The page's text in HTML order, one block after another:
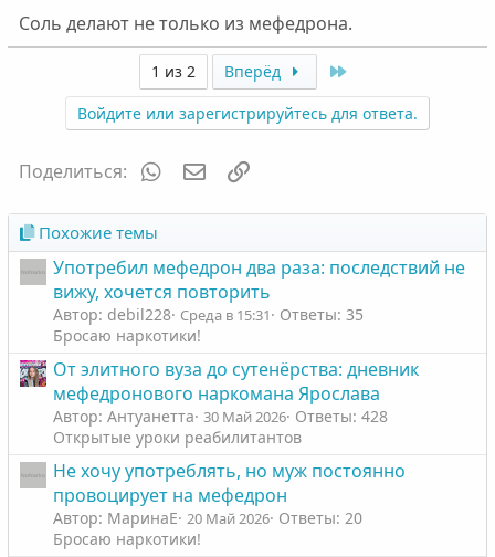
Соль делают не только из мефедрона.
1 из 2 Вперёд
Войдите или зарегистрируйтесь для ответа.
Поделиться: WhatsAppЭлектронная почта
Похожие темы
Употребил мефедрон два раза: последствий не
вижу, хочется повторить
Автор: debil228 Среда в 15:31
Ответы: 35
Бросаю наркотики!
От элитного вуза до сутенëрства: дневник
мефедронового наркомана Ярослава
Автор: Антуанетта 30 Май 2026 Ответы: 428
Открытые уроки реабилитантов
Не хочу употреблять, но муж постоянно
провоцирует на мефедрон
Автор: МаринаЕ 20 Май 2026 Ответы: 20
Бросаю наркотики!